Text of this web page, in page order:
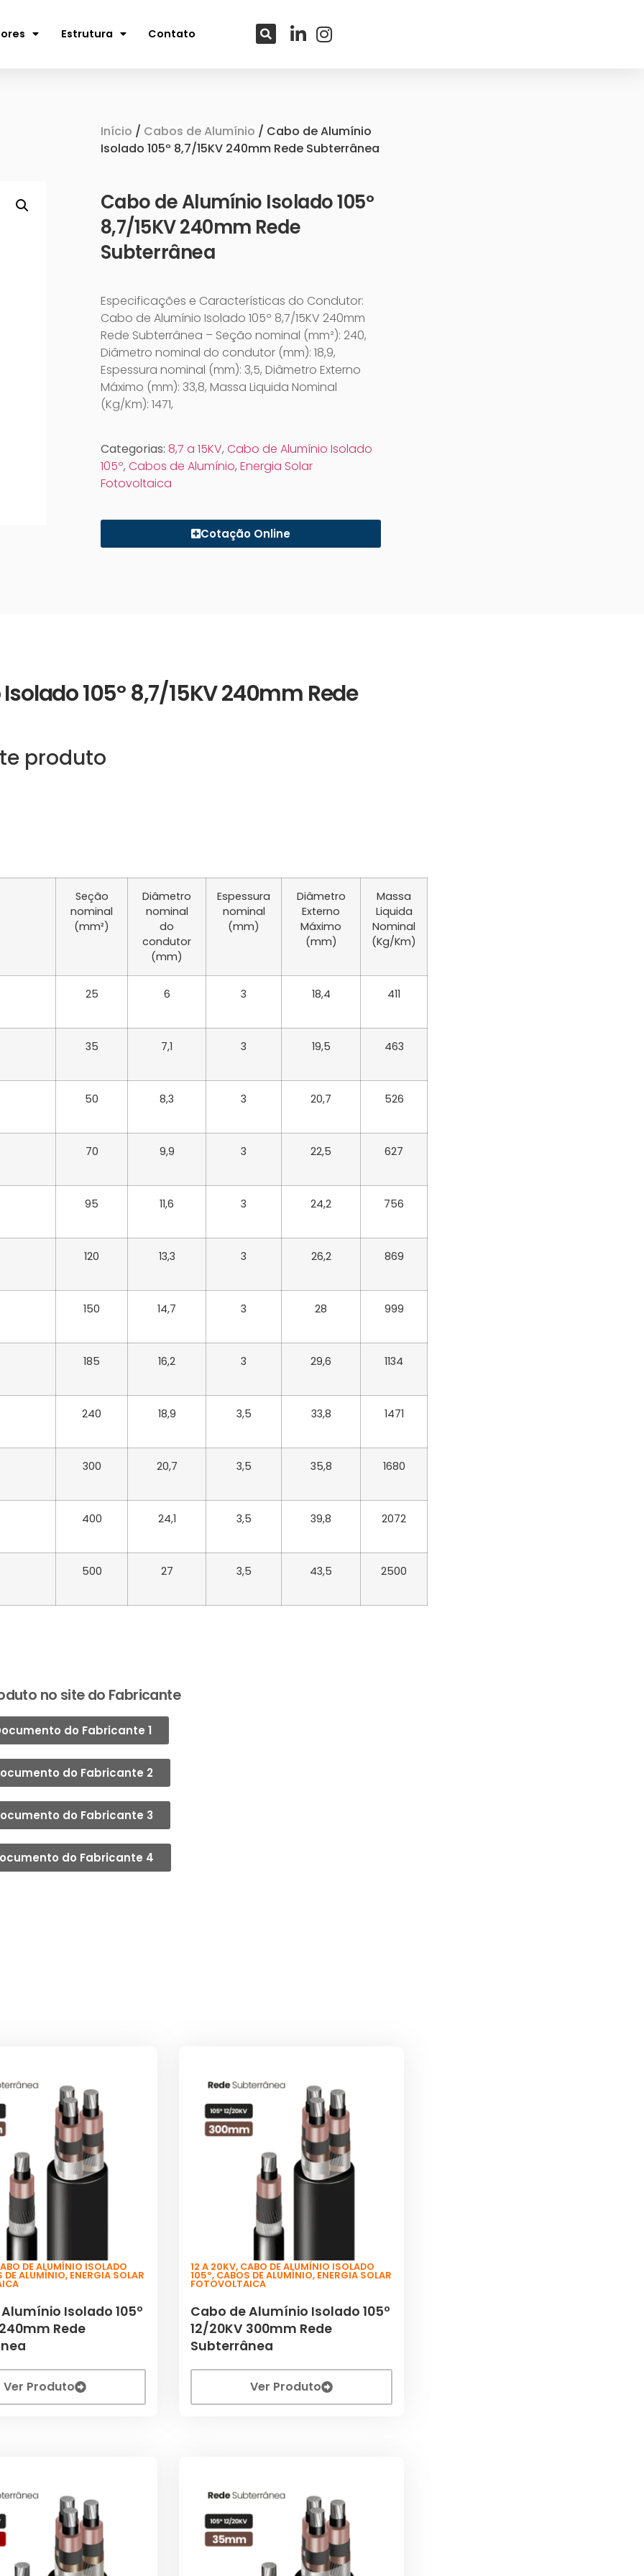
Estrutura Contato
Início / Cabos de Alumínio / Cabo de Alumínio
Isolado 105º 8,7/15KV 240mm Rede Subterrânea
Cabo de Alumínio Isolado 105º
8,7/15KV 240mm Rede
Subterrânea
Especificações e Características do Condutor:
Cabo de Alumínio Isolado 105º 8,7/15KV 240mm
Rede Subterrânea – Seção nominal (mm²): 240,
Diâmetro nominal do condutor (mm): 18,9,
Espessura nominal (mm): 3,5, Diâmetro Externo
Máximo (mm): 33,8, Massa Liquida Nominal
(Kg/Km): 1471,
Categorias: 8,7 a 15KV, Cabo de Alumínio Isolado
105º, Cabos de Alumínio, Energia Solar
Fotovoltaica
Cotação Online
105º 8,7/15KV 240mm Rede
produto
Seção
nominal
(mm²)
Diâmetro
nominal
do
condutor
(mm)
Espessura
nominal
(mm)
Diâmetro
Externo
Máximo
(mm)
Massa
Liquida
Nominal
(Kg/Km)
25 6 3 18,4 411
35 7,1 3 19,5 463
50 8,3 3 20,7 526
70 9,9 3 22,5 627
95 11,6 3 24,2 756
120 13,3 3 26,2 869
150 14,7 3 28 999
185 16,2 3 29,6 1134
240 18,9 3,5 33,8 1471
300 20,7 3,5 35,8 1680
400 24,1 3,5 39,8 2072
500 27 3,5 43,5 2500
no site do Fabricante
do Fabricante 1
do Fabricante 2
do Fabricante 3
do Fabricante 4
DE ALUMÍNIO ISOLADO
DE ALUMÍNIO, ENERGIA SOLAR
Isolado 105º
Rede
Ver Produto
12 A 20KV, CABO DE ALUMÍNIO ISOLADO
105º, CABOS DE ALUMÍNIO, ENERGIA SOLAR
FOTOVOLTAICA
Cabo de Alumínio Isolado 105º
12/20KV 300mm Rede
Subterrânea
Ver Produto